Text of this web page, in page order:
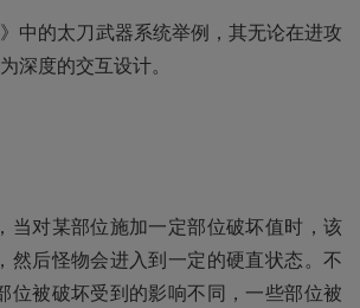
中的太刀武器系统举例，其无论在进攻
深度的交互设计。
当对某部位施加一定部位破坏值时，该
然后怪物会进入到一定的硬直状态。不
位被破坏受到的影响不同，一些部位被